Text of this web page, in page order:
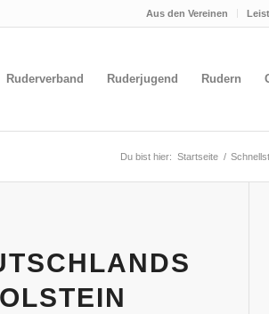
Aus den Vereinen
Ruderverband Ruderjugend Rudern
Du bist hier: Startseite /